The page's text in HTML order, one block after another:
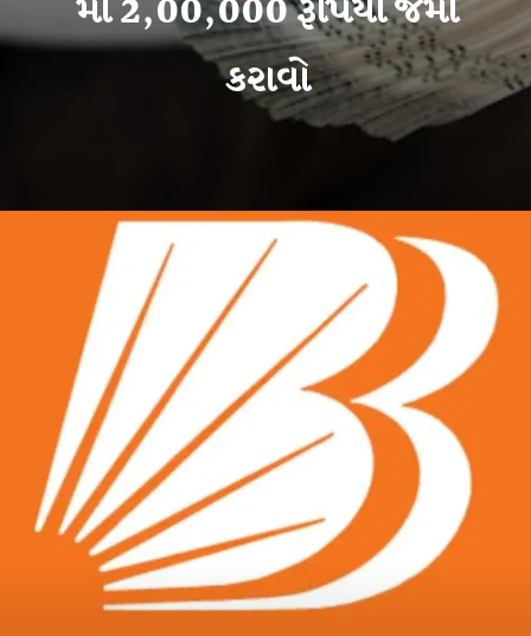
માં 2,00,000 રૂપિયા જમા
કરાવો